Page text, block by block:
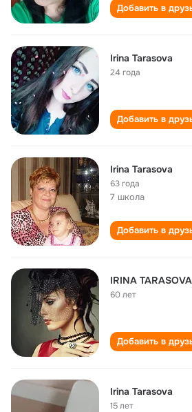
Добавить в
Irina Tarasova
24 года
Добавить в
Irina Tarasova
63 года
7 школа
Добавить в
IRINA TARASOVA
60 лет
Добавить в
Irina Tarasova
15 лет